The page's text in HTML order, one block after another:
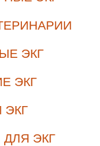
ЭКГ
ЭКГ
ЭКГ
ЭКГ